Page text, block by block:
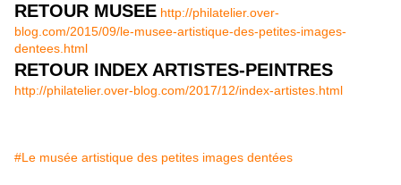
RETOUR MUSEE http://philatelier.over-
blog.com/2015/09/le-musee-artistique-des-petites-images-
dentees.html
RETOUR INDEX ARTISTES-PEINTRES
http://philatelier.over-blog.com/2017/12/index-artistes.html
#Le musée artistique des petites images dentées